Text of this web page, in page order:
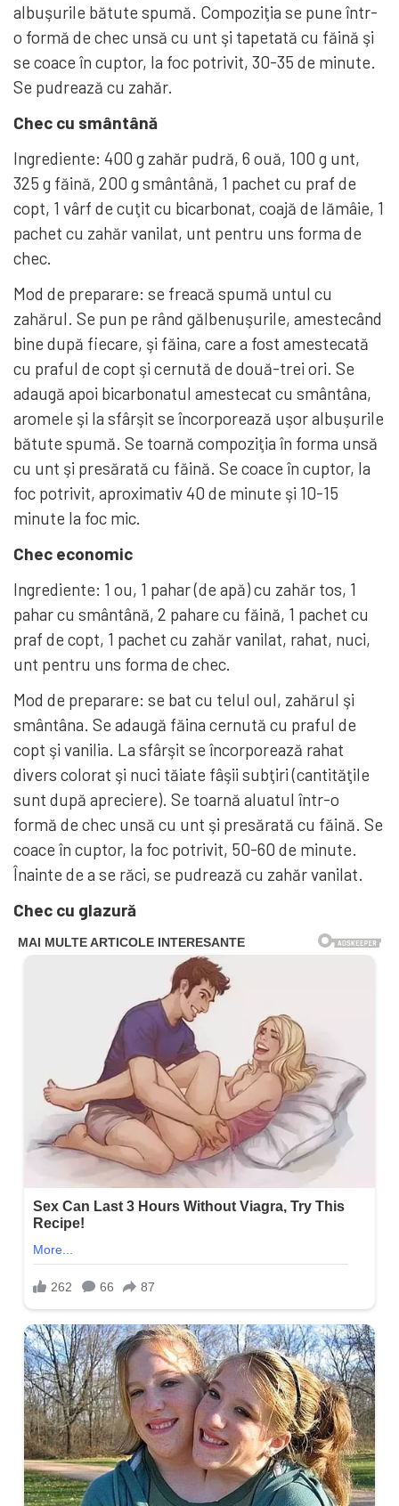
albuşurile bătute spumă. Compoziţia se pune într-
o formă de chec unsă cu unt şi tapetată cu făină şi
se coace în cuptor, la foc potrivit, 30-35 de minute.
Se pudrează cu zahăr.
Chec cu smântână
Ingrediente: 400 g zahăr pudră, 6 ouă, 100 g unt,
325 g făină, 200 g smântână, 1 pachet cu praf de
copt, 1 vârf de cuţit cu bicarbonat, coajă de lămâie, 1
pachet cu zahăr vanilat, unt pentru uns forma de
chec.
Mod de preparare: se freacă spumă untul cu
zahărul. Se pun pe rând gălbenuşurile, amestecând
bine după fiecare, şi făina, care a fost amestecată
cu praful de copt şi cernută de două-trei ori. Se
adaugă apoi bicarbonatul amestecat cu smântâna,
aromele şi la sfârşit se încorporează uşor albuşurile
bătute spumă. Se toarnă compoziţia în forma unsă
cu unt şi presărată cu făină. Se coace în cuptor, la
foc potrivit, aproximativ 40 de minute şi 10-15
minute la foc mic.
Chec economic
Ingrediente: 1 ou, 1 pahar (de apă) cu zahăr tos, 1
pahar cu smântână, 2 pahare cu făină, 1 pachet cu
praf de copt, 1 pachet cu zahăr vanilat, rahat, nuci,
unt pentru uns forma de chec.
Mod de preparare: se bat cu telul oul, zahărul şi
smântâna. Se adaugă făina cernută cu praful de
copt şi vanilia. La sfârşit se încorporează rahat
divers colorat şi nuci tăiate fâşii subţiri (cantităţile
sunt după apreciere). Se toarnă aluatul într-o
formă de chec unsă cu unt şi presărată cu făină. Se
coace în cuptor, la foc potrivit, 50-60 de minute.
Înainte de a se răci, se pudrează cu zahăr vanilat.
Chec cu glazură